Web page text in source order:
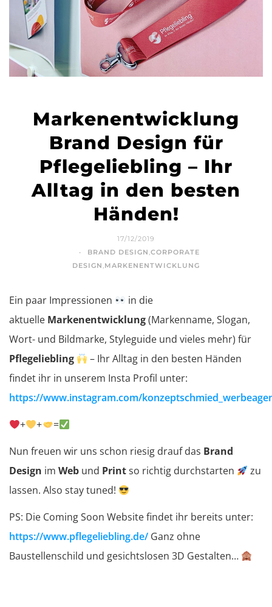
Markenentwicklung
Brand Design für
Pflegeliebling – Ihr
Alltag in den besten
Händen!
17/12/2019
BRAND DESIGN,CORPORATE
DESIGN,MARKENENTWICKLUNG
Ein paar Impressionen
in die
aktuelle Markenentwicklung(Markenname, Slogan,
Wort- und Bildmarke, Styleguide und vieles mehr) für
Pflegeliebling
– Ihr Alltag in den besten Händen
findet ihr in unserem Insta Profil unter:
https://www.instagram.com/
+
+
=
Nun freuen wir uns schon riesig drauf das Brand
Design im Web und Printso richtig durchstarten
zu
lassen. Also stay tuned!
PS: Die Coming Soon Website findet ihr bereits unter:
https://www.pflegeliebling.de/ Ganz ohne
Baustellenschild und gesichtslosen 3D Gestalten…